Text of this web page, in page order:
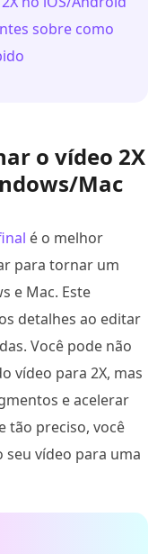
sobre como
o vídeo 2X
Mac
é o melhor
para tornar um
e Mac. Este
detalhes ao editar
Você pode não
vídeo para 2X, mas
e acelerar
tão preciso, você
vídeo para uma